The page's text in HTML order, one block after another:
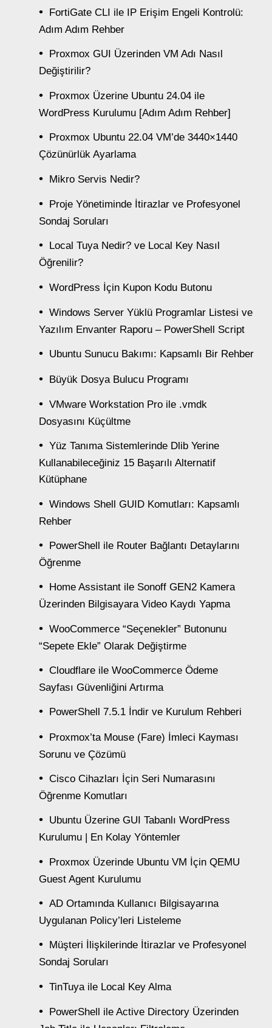
FortiGate CLI ile IP Erişim Engeli Kontrolü:
Adım Adım Rehber
Proxmox GUI Üzerinden VM Adı Nasıl
Değiştirilir?
Proxmox Üzerine Ubuntu 24.04 ile
WordPress Kurulumu [Adım Adım Rehber]
Proxmox Ubuntu 22.04 VM’de 3440×1440
Çözünürlük Ayarlama
Mikro Servis Nedir?
Proje Yönetiminde İtirazlar ve Profesyonel
Sondaj Soruları
Local Tuya Nedir? ve Local Key Nasıl
Öğrenilir?
WordPress İçin Kupon Kodu Butonu
Windows Server Yüklü Programlar Listesi ve
Yazılım Envanter Raporu – PowerShell Script
Ubuntu Sunucu Bakımı: Kapsamlı Bir Rehber
Büyük Dosya Bulucu Programı
VMware Workstation Pro ile .vmdk
Dosyasını Küçültme
Yüz Tanıma Sistemlerinde Dlib Yerine
Kullanabileceğiniz 15 Başarılı Alternatif
Kütüphane
Windows Shell GUID Komutları: Kapsamlı
Rehber
PowerShell ile Router Bağlantı Detaylarını
Öğrenme
Home Assistant ile Sonoff GEN2 Kamera
Üzerinden Bilgisayara Video Kaydı Yapma
WooCommerce “Seçenekler” Butonunu
“Sepete Ekle” Olarak Değiştirme
Cloudflare ile WooCommerce Ödeme
Sayfası Güvenliğini Artırma
PowerShell 7.5.1 İndir ve Kurulum Rehberi
Proxmox’ta Mouse (Fare) İmleci Kayması
Sorunu ve Çözümü
Cisco Cihazları İçin Seri Numarasını
Öğrenme Komutları
Ubuntu Üzerine GUI Tabanlı WordPress
Kurulumu | En Kolay Yöntemler
Proxmox Üzerinde Ubuntu VM İçin QEMU
Guest Agent Kurulumu
AD Ortamında Kullanıcı Bilgisayarına
Uygulanan Policy’leri Listeleme
Müşteri İlişkilerinde İtirazlar ve Profesyonel
Sondaj Soruları
TinTuya ile Local Key Alma
PowerShell ile Active Directory Üzerinden